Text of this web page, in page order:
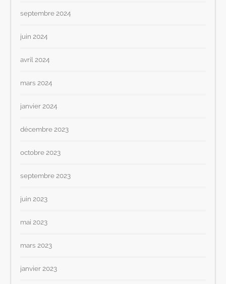
septembre 2024
juin 2024
avril 2024
mars 2024
janvier 2024
décembre 2023
octobre 2023
septembre 2023
juin 2023
mai 2023
mars 2023
janvier 2023